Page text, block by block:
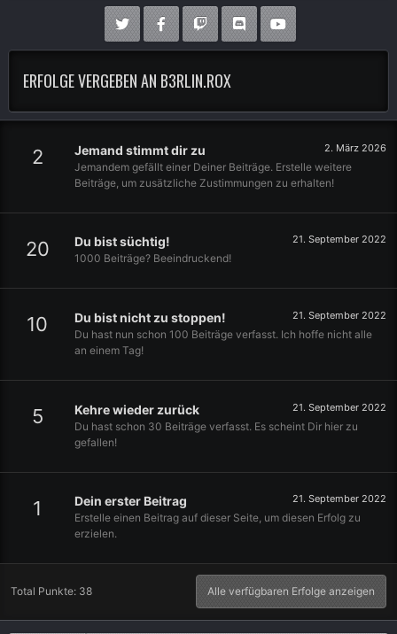
ERFOLGE VERGEBEN AN B3RLIN.ROX
2 2. März 2026
Jemand stimmt dir zu
Jemandem gefällt einer Deiner Beiträge. Erstelle weitere
Beiträge, um zusätzliche Zustimmungen zu erhalten!
20 21. September 2022
Du bist süchtig!
1000 Beiträge? Beeindruckend!
10 21. September 2022
Du bist nicht zu stoppen!
Du hast nun schon 100 Beiträge verfasst. Ich hoffe nicht alle
an einem Tag!
5 21. September 2022
Kehre wieder zurück
Du hast schon 30 Beiträge verfasst. Es scheint Dir hier zu
gefallen!
1 21. September 2022
Dein erster Beitrag
Erstelle einen Beitrag auf dieser Seite, um diesen Erfolg zu
erzielen.
Total Punkte: 38 Alle verfügbaren Erfolge anzeigen